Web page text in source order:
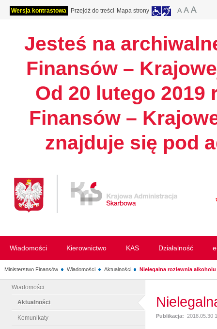
Wersja kontrastowa Przejdź do treści Mapa strony
Jesteś na
Finansów –
Od 20 lutego 2019
Finansów –
znajduje się pod
Wiadomości Kierownictwo KAS Działalność
Ministerstwo Finansów Wiadomości Aktualności Nielegalna rozlewnia alkoholu
Wiadomości
Aktualności
Komunikaty Publikacja: 2018.05.30